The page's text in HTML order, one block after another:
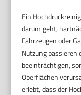
Ein
darum geht,
Fahrzeugen oder
Nutzung passieren
beeinträchtigen,
Oberflächen
erlebt, dass der